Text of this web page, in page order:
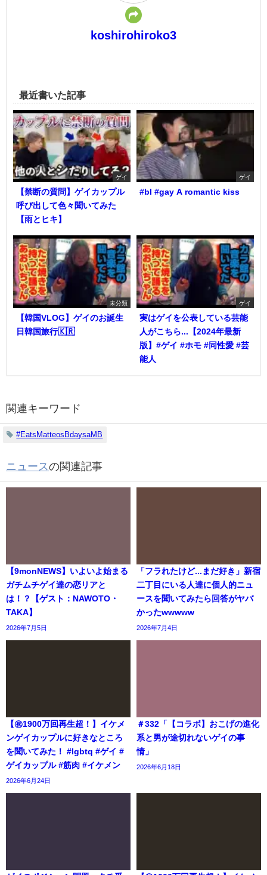
koshirohiroko3
最近書いた記事
ゲイ
【禁断の質問】ゲイカップル
呼び出して色々聞いてみた
【雨とヒキ】
ゲイ
#bl #gay A romantic kiss
未分類
【韓国VLOG】ゲイのお誕生
日韓国旅行🇰🇷
ゲイ
実はゲイを公表している芸能
人がこちら...【2024年最新
版】#ゲイ #ホモ #同性愛 #芸
能人
関連キーワード
#EatsMatteosBdaysaMB
ニュースの関連記事
【9monNEWS】いよいよ始まる
ガチムチゲイ達の恋リアと
は！？【ゲスト：NAWOTO・
TAKA】
2026年7月5日
「フラれたけど...まだ好き」新宿
二丁目にいる人達に個人的ニュ
ースを聞いてみたら回答がヤバ
かったwwwww
2026年7月4日
【㊗️1900万回再生超！】イケメ
ンゲイカップルに好きなところ
を聞いてみた！ #lgbtq #ゲイ #
ゲイカップル #筋肉 #イケメン
2026年6月24日
＃332「【コラボ】おこげの進化
系と男が途切れないゲイの事
情」
2026年6月18日